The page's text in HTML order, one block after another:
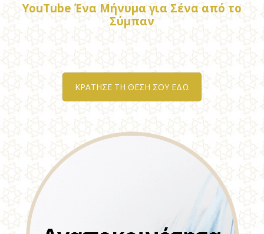
YouTube Ένα Μήνυμα για Σένα από το
Σύμπαν
ΚΡΑΤΗΣΕ ΤΗ ΘΕΣΗ ΣΟΥ ΕΔΩ